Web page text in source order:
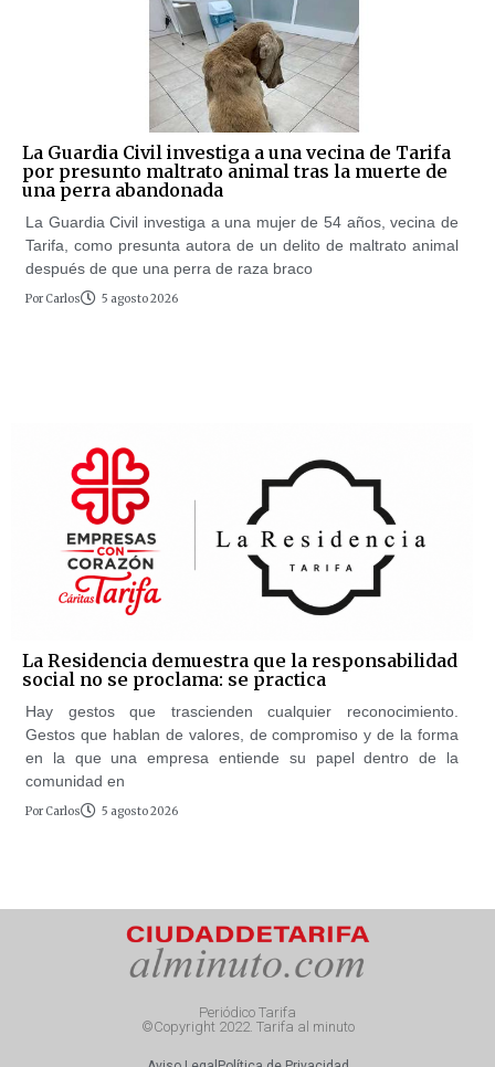
La Guardia Civil investiga a una vecina de Tarifa
por presunto maltrato animal tras la muerte de
una perra abandonada
La Guardia Civil investiga a una mujer de 54 años, vecina de
Tarifa, como presunta autora de un delito de maltrato animal
después de que una perra de raza braco
Por Carlos 5 agosto 2026
La Residencia demuestra que la responsabilidad
social no se proclama: se practica
Hay gestos que trascienden cualquier reconocimiento.
Gestos que hablan de valores, de compromiso y de la forma
en la que una empresa entiende su papel dentro de la
comunidad en
Por Carlos 5 agosto 2026
Periódico Tarifa
©Copyright 2022. Tarifa al minuto